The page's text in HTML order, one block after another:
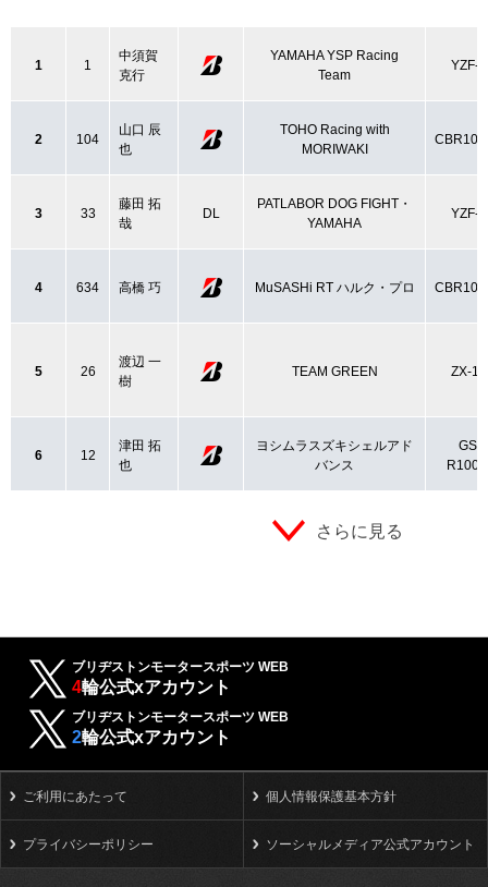
1 1
中須賀
克行
YAMAHA YSP Racing
Team
YZF-
2 104
山口 辰
也
TOHO Racing with
MORIWAKI
3 33
藤田 拓
哉
DL
PATLABOR DOG FIGHT・
YAMAHA
YZF-
4 634 高橋 巧 MuSASHi RT ハルク・プロ
5 26
渡辺 一
樹
TEAM GREEN ZX-
6 12
津田 拓
也
ヨシムラスズキシェルアド
バンス
さらに見る
ブリヂストンモータースポーツ WEB
4輪公式xアカウント
ブリヂストンモータースポーツ WEB
2輪公式xアカウント
ご利用にあたって 個人情報保護基本方針
プライバシーポリシー ソーシャルメディア公式アカウント